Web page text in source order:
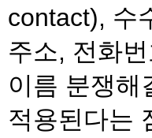
contact), 수
주소, 전화
이름 분쟁해
적용된다는